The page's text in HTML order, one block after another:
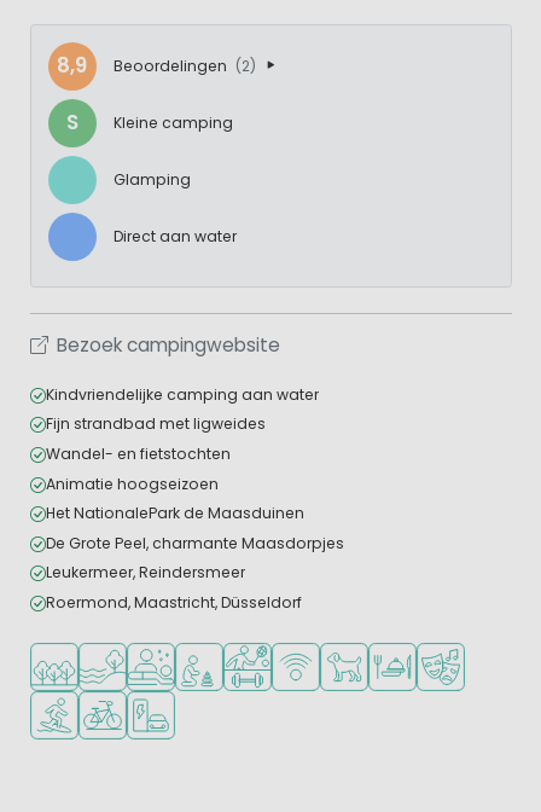
8,9 Beoordelingen (2)
S Kleine camping
Glamping
Direct aan water
Bezoek campingwebsite
Kindvriendelijke camping aan water
Fijn strandbad met ligweides
Wandel- en fietstochten
Animatie hoogseizoen
Het NationalePark de Maasduinen
De Grote Peel, charmante Maasdorpjes
Leukermeer, Reindersmeer
Roermond, Maastricht, Düsseldorf
Ligt in een bosrijke omgeving
Ligt bij het water
Wellnessfaciliteiten
Aanbevolen voor jonge kinderen
Veel mogelijkheden om te sporten
WiFi beschikbaar
Huisdieren toegestaan
Restaurant of
Watersportfaciliteiten
FietsverhuurLaadpaal elektrische auto